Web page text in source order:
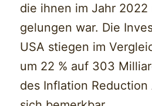
die ihnen im Jahr
gelungen war. Die
USA stiegen im
um 22 % auf 303
des Inflation